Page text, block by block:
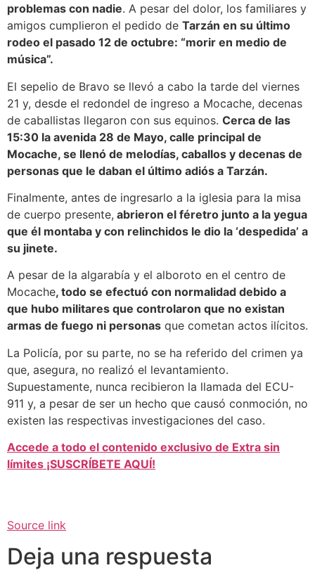
problemas con nadie. A pesar del dolor, los familiares y
amigos cumplieron el pedido de Tarzán en su último
rodeo el pasado 12 de octubre: “morir en medio de
música”.
El sepelio de Bravo se llevó a cabo la tarde del viernes
21 y, desde el redondel de ingreso a Mocache, decenas
de caballistas llegaron con sus equinos. Cerca de las
15:30 la avenida 28 de Mayo, calle principal de
Mocache, se llenó de melodías, caballos y decenas de
personas que le daban el último adiós a Tarzán.
Finalmente, antes de ingresarlo a la iglesia para la misa
de cuerpo presente, abrieron el féretro junto a la yegua
que él montaba y con relinchidos le dio la ‘despedida’ a
su jinete.
A pesar de la algarabía y el alboroto en el centro de
Mocache, todo se efectuó con normalidad debido a
que hubo militares que controlaron que no existan
armas de fuego ni personas que cometan actos ilícitos.
La Policía, por su parte, no se ha referido del crimen ya
que, asegura, no realizó el levantamiento.
Supuestamente, nunca recibieron la llamada del ECU-
911 y, a pesar de ser un hecho que causó conmoción, no
existen las respectivas investigaciones del caso.
Accede a todo el contenido exclusivo de Extra sin
límites ¡SUSCRÍBETE AQUÍ!
Source link
Deja una respuesta